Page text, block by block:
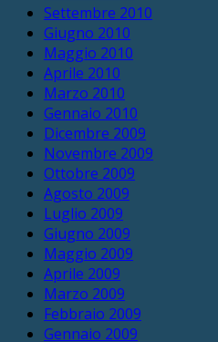
Settembre 2010
Giugno 2010
Maggio 2010
Aprile 2010
Marzo 2010
Gennaio 2010
Dicembre 2009
Novembre 2009
Ottobre 2009
Agosto 2009
Luglio 2009
Giugno 2009
Maggio 2009
Aprile 2009
Marzo 2009
Febbraio 2009
Gennaio 2009